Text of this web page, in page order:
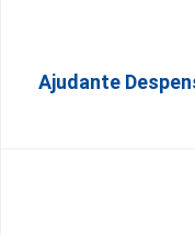
Ajudante